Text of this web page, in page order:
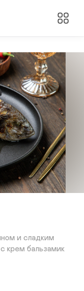
и сладким
крем бальзамик